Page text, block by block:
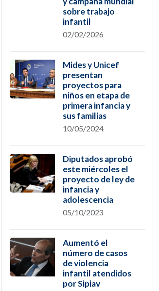
sobre trabajo
infantil
02/02/2026
Mides y Unicef
presentan
proyectos para
niños en etapa de
primera infancia y
sus familias
10/05/2024
Diputados aprobó
este miércoles el
proyecto de ley de
infancia y
adolescencia
05/10/2023
Aumentó el
número de casos
de violencia
infantil atendidos
por Sipiav